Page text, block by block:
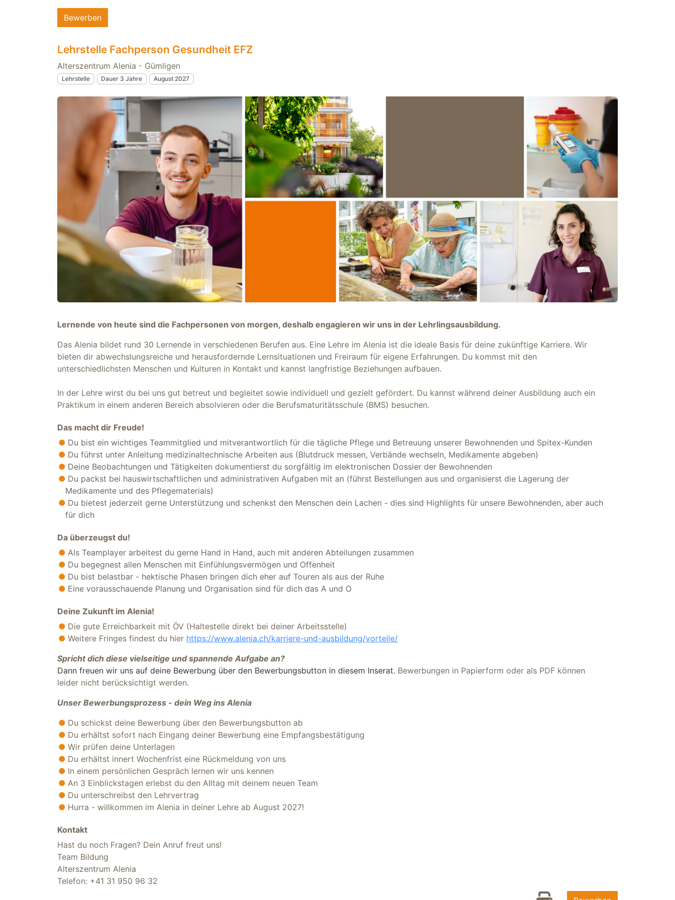
Bewerben
Lehrstelle Fachperson Gesundheit EFZ
Alterszentrum Alenia - Gümligen
Lehrstelle Dauer 3 Jahre August 2027
Lernende von heute sind die Fachpersonen von morgen, deshalb engagieren wir uns in der Lehrlingsausbildung.
Das Alenia bildet rund 30 Lernende in verschiedenen Berufen aus. Eine Lehre im Alenia ist die ideale Basis für deine zukünftige Karriere. Wir
bieten dir abwechslungsreiche und herausfordernde Lern­situa­tio­nen und Freiraum für eigene Erfahrungen. Du kommst mit den
unterschiedlichsten Menschen und Kulturen in Kontakt und kannst langfristige Beziehungen aufbauen.
In der Lehre wirst du bei uns gut betreut und begleitet sowie individuell und gezielt gefördert. Du kannst während deiner Ausbildung auch ein
Praktikum in einem anderen Bereich absolvieren oder die Berufsmaturitätsschule (BMS) besuchen.
Das macht dir Freude!
Du bist ein wichtiges Teammitglied und mitverantwortlich für die tägliche Pflege und Betreuung unserer Bewohnenden und Spitex-Kunden
Du führst unter Anleitung medizinaltechnische Arbeiten aus (Blutdruck messen, Verbände wechseln, Medikamente abgeben)
Deine Beobachtungen und Tätigkeiten dokumentierst du sorgfältig im elektronischen Dossier der Bewohnenden
Du packst bei hauswirtschaftlichen und administrativen Aufgaben mit an (führst Bestellungen aus und organisierst die Lagerung der
Medikamente und des Pflegematerials)
Du bietest jederzeit gerne Unterstützung und schenkst den Menschen dein Lachen - dies sind Highlights für unsere Bewohnenden, aber auch
für dich
Da überzeugst du!
Als Teamplayer arbeitest du gerne Hand in Hand, auch mit anderen Abteilungen zusammen
Du begegnest allen Menschen mit Einfühlungsvermögen und Offenheit
Du bist belastbar - hektische Phasen bringen dich eher auf Touren als aus der Ruhe
Eine vorausschauende Planung und Organisation sind für dich das A und O
Deine Zukunft im Alenia!
Die gute Erreichbarkeit mit ÖV (Haltestelle direkt bei deiner Arbeitsstelle)
Weitere Fringes findest du hier https://www.alenia.ch/karriere-und-ausbildung/vorteile/
Spricht dich diese vielseitige und spannende Aufgabe an?
Dann freuen wir uns auf deine Bewerbung über den Bewerbungsbutton in diesem Inserat. Bewerbungen in Papierform oder als PDF können
leider nicht berücksichtigt werden.
Unser Bewerbungsprozess - dein Weg ins Alenia
Du schickst deine Bewerbung über den Bewerbungsbutton ab
Du erhältst sofort nach Eingang deiner Bewerbung eine Empfangsbestätigung
Wir prüfen deine Unterlagen
Du erhältst innert Wochenfrist eine Rückmeldung von uns
In einem persönlichen Gespräch lernen wir uns kennen
An 3 Einblickstagen erlebst du den Alltag mit deinem neuen Team
Du unterschreibst den Lehrvertrag
Hurra - willkommen im Alenia in deiner Lehre ab August 2027!
Kontakt
Hast du noch Fragen? Dein Anruf freut uns!
Team Bildung
Alterszentrum Alenia
Telefon: +41 31 950 96 32